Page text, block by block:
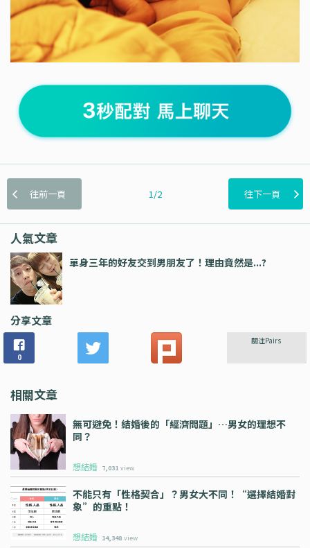
往前一頁 1/2 往下一頁
人氣文章
單身三年的好友交到男朋友了！理由竟然是...?
分享文章
0
關注Pairs
相關文章
無可避免！結婚後的「經濟問題」…男女的理想不
同？
想結婚 7,031 view
不能只有「性格契合」？男女大不同！“選擇結婚對
象”的重點！
想結婚 14,348 view